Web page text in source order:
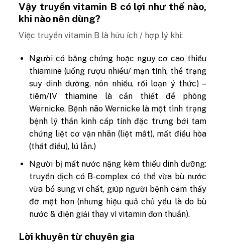
Vậy truyền vitamin B có lợi như thế nào,
khi nào nên dùng?
Việc truyền vitamin B là hữu ích / hợp lý khi:
Người có bằng chứng hoặc nguy cơ cao thiếu
thiamine (uống rượu nhiều/ mạn tính, thể trạng
suy dinh dưỡng, nôn nhiều, rối loạn ý thức) –
tiêm/IV thiamine là cần thiết để phòng
Wernicke. Bệnh não Wernicke là một tình trạng
bệnh lý thần kinh cấp tính đặc trưng bới tam
chứng liệt cơ vận nhãn (liệt mắt), mất điều hòa
(thất điều), lú lẫn.)
Người bị mất nước nặng kèm thiếu dinh dưỡng:
truyền dịch có B-complex có thể vừa bù nước
vừa bổ sung vi chất, giúp người bệnh cảm thấy
đỡ mệt hơn (nhưng hiệu quả chủ yếu là do bù
nước & điện giải thay vì vitamin đơn thuần).
Lời khuyên từ chuyên gia